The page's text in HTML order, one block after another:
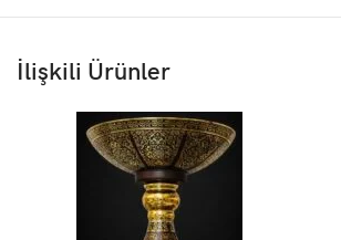
İlişkili Ürünler